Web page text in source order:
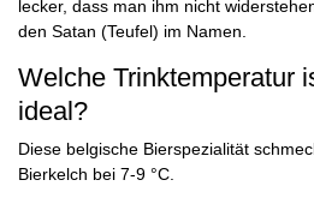
lecker, dass man ihm nicht
den Satan (Teufel) im Namen.
Welche Trinktemperatur
ideal?
Diese belgische Bierspezialität
Bierkelch bei 7-9 °C.